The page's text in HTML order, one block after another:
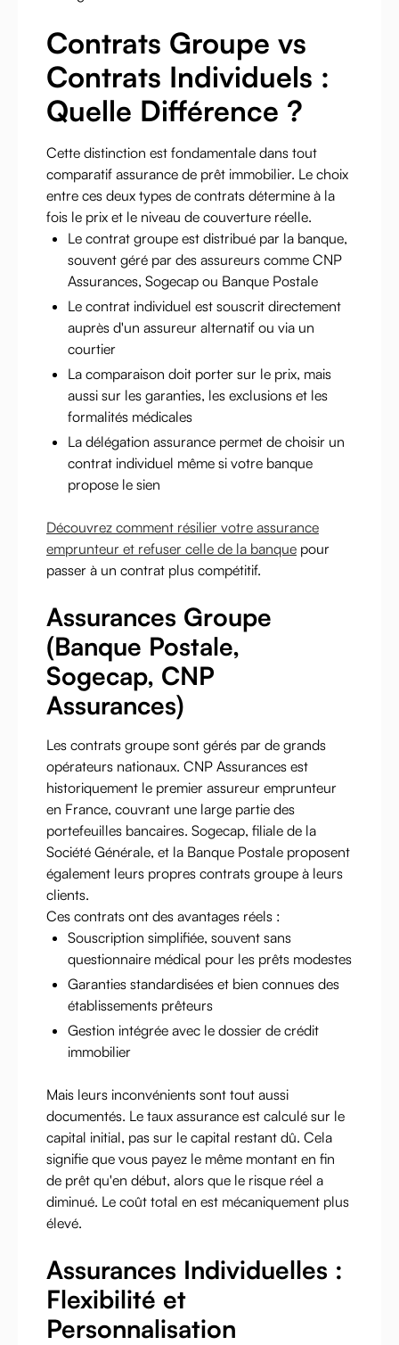
Contrats Groupe vs
Contrats Individuels :
Quelle Différence ?
Cette distinction est fondamentale dans tout
comparatif assurance de prêt immobilier. Le choix
entre ces deux types de contrats détermine à la
fois le prix et le niveau de couverture réelle.
Le contrat groupe est distribué par la banque,
souvent géré par des assureurs comme CNP
Assurances, Sogecap ou Banque Postale
Le contrat individuel est souscrit directement
auprès d'un assureur alternatif ou via un
courtier
La comparaison doit porter sur le prix, mais
aussi sur les garanties, les exclusions et les
formalités médicales
La délégation assurance permet de choisir un
contrat individuel même si votre banque
propose le sien
Découvrez comment résilier votre assurance
emprunteur et refuser celle de la banque pour
passer à un contrat plus compétitif.
Assurances Groupe
(Banque Postale,
Sogecap, CNP
Assurances)
Les contrats groupe sont gérés par de grands
opérateurs nationaux. CNP Assurances est
historiquement le premier assureur emprunteur
en France, couvrant une large partie des
portefeuilles bancaires. Sogecap, filiale de la
Société Générale, et la Banque Postale proposent
également leurs propres contrats groupe à leurs
clients.
Ces contrats ont des avantages réels :
Souscription simplifiée, souvent sans
questionnaire médical pour les prêts modestes
Garanties standardisées et bien connues des
établissements prêteurs
Gestion intégrée avec le dossier de crédit
immobilier
Mais leurs inconvénients sont tout aussi
documentés. Le taux assurance est calculé sur le
capital initial, pas sur le capital restant dû. Cela
signifie que vous payez le même montant en fin
de prêt qu'en début, alors que le risque réel a
diminué. Le coût total en est mécaniquement plus
élevé.
Assurances Individuelles :
Flexibilité et
Personnalisation